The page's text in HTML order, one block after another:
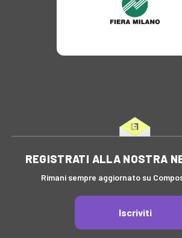
REGISTRATI ALLA NOSTRA
Rimani sempre aggiornato su
Iscriviti